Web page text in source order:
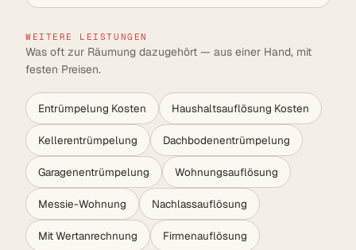
WEITERE LEISTUNGEN
Was oft zur Räumung dazugehört — aus einer Hand, mit
festen Preisen.
Entrümpelung Kosten Haushaltsauflösung Kosten
Kellerentrümpelung Dachbodenentrümpelung
Garagenentrümpelung Wohnungsauflösung
Messie-Wohnung Nachlassauflösung
Mit Wertanrechnung Firmenauflösung